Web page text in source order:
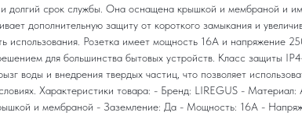
долгий срок службы. Она оснащена крышкой и мембраной и
дополнительную защиту от короткого замыкания и
использования. Розетка имеет мощность 16А и напряжение
для большинства бытовых устройств. Класс защиты
воды и внедрения твердых частиц, что позволяет
Характеристики товара: - Бренд: LIREGUS -
и мембраной - Заземление: Да - Мощность: 16А -